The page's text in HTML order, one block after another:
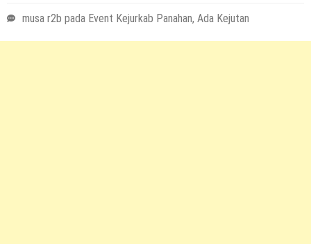
musa r2b pada Event Kejurkab Panahan, Ada Kejutan